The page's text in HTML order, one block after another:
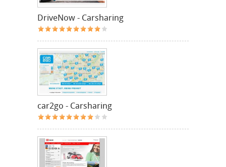
DriveNow - Carsharing
car2go - Carsharing